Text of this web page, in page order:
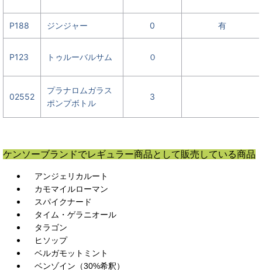
P188 ジンジャー 0 有
P123 トゥルーバルサム ０
02552
プラナロムガラス
ポンプボトル
3
ケンソーブランドでレギュラー商品として販売している商品
アンジェリカルート
カモマイルローマン
スパイクナード
タイム・ゲラニオール
タラゴン
ヒソップ
ベルガモットミント
ベンゾイン（30%希釈）